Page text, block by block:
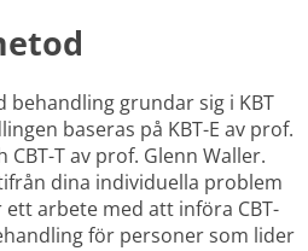
behandling grundar sig i KBT
baseras på KBT-E av prof.
T av prof. Glenn Waller.
dina individuella problem
ett arbete med att införa CBT-
för personer som lider